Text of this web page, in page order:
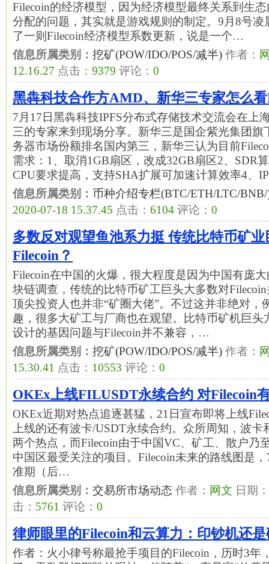
Filecoin的经济模型，因为经济模型最终关系到生
分配的问题，其实就是游戏规则的制定。9月8号凌
了一则Filecoin经济模型系数更新，说是一个…
信息所属类别： 挖矿(POW/IDO/POS/减半) 作者：
12.16.27 点击： 9379 评论： 0
黑犇科技合作方AMD、新华三专家怎么
7月17日黑犇科技IPFS分布式存储技术交流会在上
三的专家来到现场分享。新华三是国企紫光集团旗
务器市场份额排名国内第三，新华三认为目前
需求：1、取消1GB扇区，改成32GB扇区2、SDR
CPU要求提高，支持SHA扩展可加速计算效率4、
信息所属类别： 币种介绍专栏(BTC/ETH/LTC/
2020-07-18 15.37.45 点击： 6104 评论： 0
多数反对观望鱼池系力挺 传统比特币矿
Filecoin？
Filecoin在中国的火爆，很大程度是因为中国有庞
块链调查，传统的比特币矿工巨头大多数对
顶尖投资人也并非“矿圈大佬”。不过这并非绝对，
趣，很多大矿工与厂商也在观望。比特币矿机巨头
设计的基因问题与Filecoin并不兼容，…
信息所属类别： 挖矿(POW/IDO/POS/减半) 作者：
15.30.41 点击： 10553 评论： 0
OKEx上线FILUSDT永续合约 对Filecoin
​OKEx近期对热点追逐甚猛，21日宣布即将上线
上线的还有波卡/USDT永续合约​。众所周知，波卡
两个热点，而Filecoin由于中国VC、矿工、散户乃
中国区最受关注的项目。Filecoin未来的路线图是
准期（后…
信息所属类别： 交易所市场动态 作者： 网文 日期：
击： 5761 评论： 0
律师眼里的Filecoin和云算力：印钞机还
作者：火小律号称最抢手项目的Filecoin，历时3年